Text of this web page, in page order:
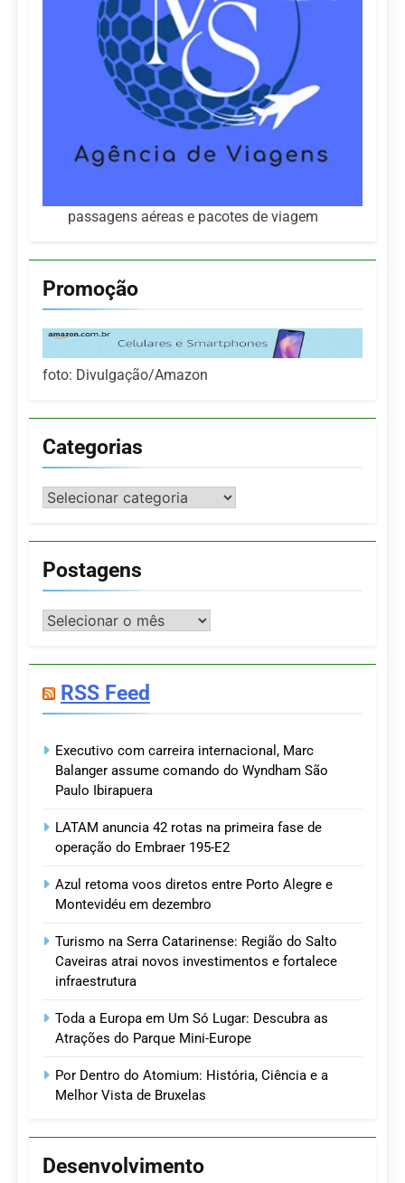
passagens aéreas e pacotes de viagem
Promoção
foto: Divulgação/Amazon
Categorias
Categorias
Postagens
Postagens
RSS Feed
Executivo com carreira internacional, Marc
Balanger assume comando do Wyndham São
Paulo Ibirapuera
LATAM anuncia 42 rotas na primeira fase de
operação do Embraer 195-E2
Azul retoma voos diretos entre Porto Alegre e
Montevidéu em dezembro
Turismo na Serra Catarinense: Região do Salto
Caveiras atrai novos investimentos e fortalece
infraestrutura
Toda a Europa em Um Só Lugar: Descubra as
Atrações do Parque Mini-Europe
Por Dentro do Atomium: História, Ciência e a
Melhor Vista de Bruxelas
Desenvolvimento